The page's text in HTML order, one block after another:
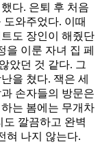
다. 은퇴 후 처음
와주었다. 이때
도 장인이 해줬단
을 이룬 자녀 집 페
았던 것 같다. 그
을 쳤다. 잭은 세
손자들의 방문은
는 봄에는 무개차
깔끔하고 완벽
혀 나지 않는다.